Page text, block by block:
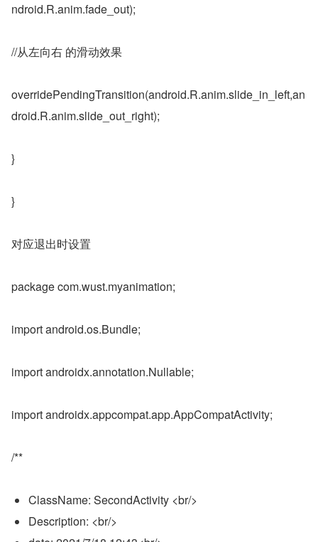
ndroid.R.anim.fade_out);
//从左向右 的滑动效果
overridePendingTransition(android.R.anim.slide_in_left,an
droid.R.anim.slide_out_right);
}
}
对应退出时设置
package com.wust.myanimation;
import android.os.Bundle;
import androidx.annotation.Nullable;
import androidx.appcompat.app.AppCompatActivity;
/**
ClassName: SecondActivity <br/>
Description: <br/>